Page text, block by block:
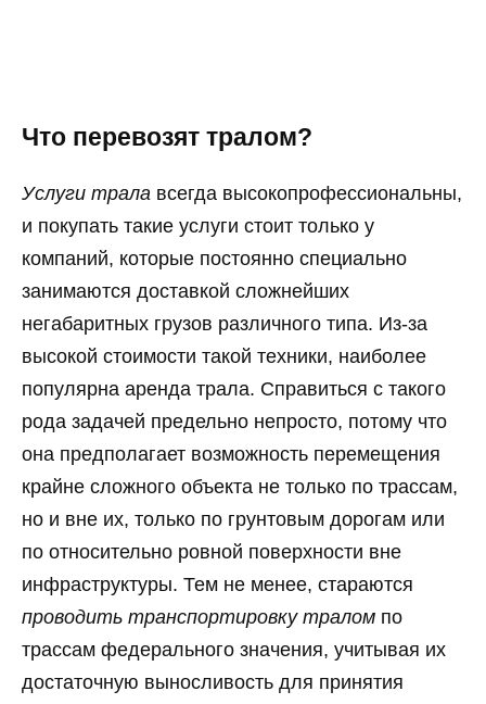
Что перевозят тралом?
Услуги трала всегда высокопрофессиональны,
и покупать такие услуги стоит только у
компаний, которые постоянно специально
занимаются доставкой сложнейших
негабаритных грузов различного типа. Из-за
высокой стоимости такой техники, наиболее
популярна аренда трала. Справиться с такого
рода задачей предельно непросто, потому что
она предполагает возможность перемещения
крайне сложного объекта не только по трассам,
но и вне их, только по грунтовым дорогам или
по относительно ровной поверхности вне
инфраструктуры. Тем не менее, стараются
проводить транспортировку тралом по
трассам федерального значения, учитывая их
достаточную выносливость для принятия